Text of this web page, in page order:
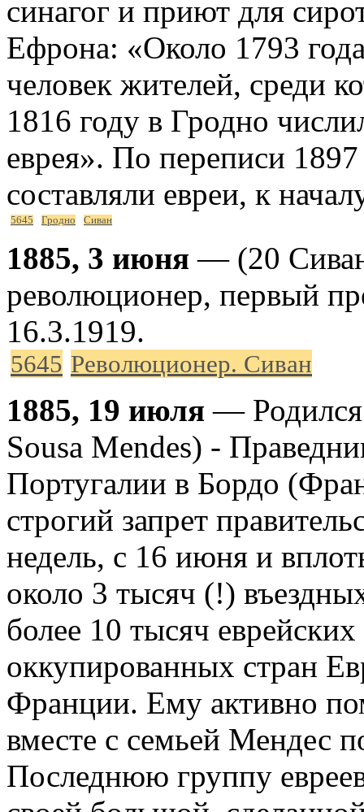
синагог и приют для
Ефрона: «Около 1793
человек жителей, среди
1816 году в Гродно
еврея». По переписи
составляли евреи, к
5645 Гродно Сиван
1885, 3 июня — (20
революционер, первый
16.3.1919.
5645 Революционер. Сиван
1885, 19 июля —
Sousa Mendes) -
Португалии в Бордо
строгий запрет
недель, с 16 июня и
около 3 тысяч (!)
более 10 тысяч
оккупированных стран
Франции. Ему активно
вместе с семьей Мендес
Последнюю группу